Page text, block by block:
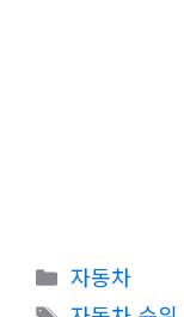
카
테
자동차
태